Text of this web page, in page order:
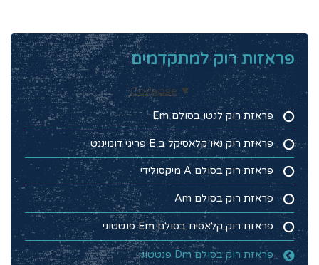
פראזות רוק למתקדמים
Collapse
פראזת רוק לגטו בסולם Em
פראזת רוק נאו קלאסיקל ב E פריגי דומיננט
פראזת רוק בסולם A מיקסולידי
פראזת רוק בסולם Am
פראזת רוק קלאסית בסולם Em פנטטוני
פראזת רוק בסולם Dm פנטטוני